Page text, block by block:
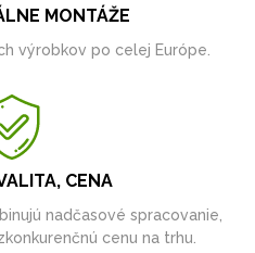
MONTÁŽE
výrobkov po celej Európe.
CENA
nadčasové spracovanie,
cenu na trhu.